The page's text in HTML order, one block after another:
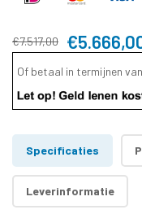
€7.517,00
Of betaal in termijnen
Specificaties
Leverinformatie